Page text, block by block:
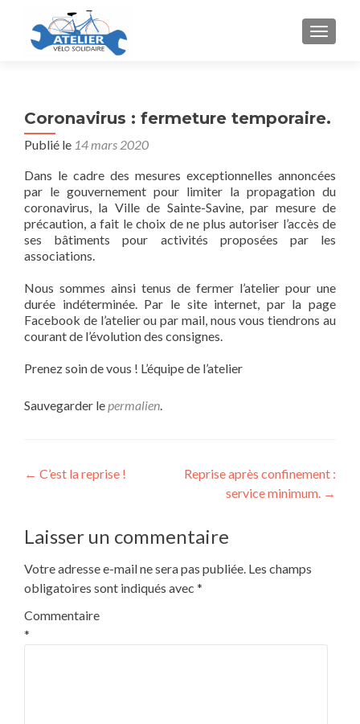
Coronavirus : fermeture temporaire.
Publié le 14 mars 2020
Dans le cadre des mesures exceptionnelles annoncées
par le gouvernement pour limiter la propagation du
coronavirus, la Ville de Sainte-Savine, par mesure de
précaution, a fait le choix de ne plus autoriser l’accès de
ses bâtiments pour activités proposées par les
associations.
Nous sommes ainsi tenus de fermer l’atelier pour une
durée indéterminée. Par le site internet, par la page
Facebook de l’atelier ou par mail, nous vous tiendrons au
courant de l’évolution des consignes.
Prenez soin de vous ! L’équipe de l’atelier
Sauvegarder lepermalien.
Navigation
l’article
← C’est la reprise !
Reprise après confinement :
service minimum. →
Laisser un commentaire
Votre adresse e-mail ne sera pas publiée. Les champs
obligatoires sont indiqués avec *
Commentaire
*